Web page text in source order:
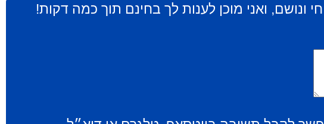
ונושם, ואני מוכן לענות לך בחינם תוך כמה דקות!